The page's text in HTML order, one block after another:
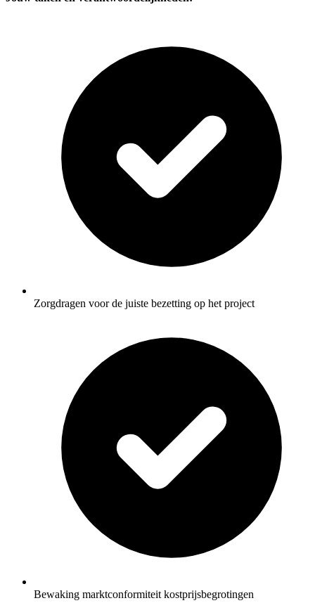
Zorgdragen voor de juiste bezetting op het project
Bewaking marktconformiteit kostprijsbegrotingen